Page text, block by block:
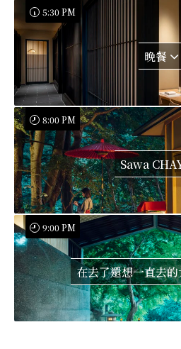
晚餐
5:30 PM
Sawa
8:00 PM
在去了還想一直去
9:00 PM